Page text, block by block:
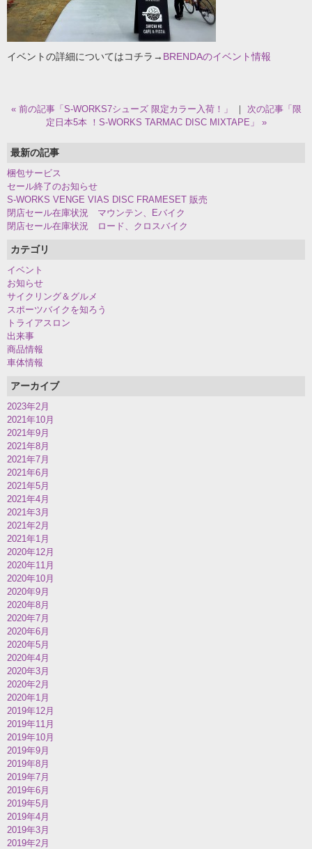
イベントの詳細についてはコチラ→ BRENDAのイベント情報
« 前の記事「S-WORKS7シューズ 限定カラー入荷！」 ｜ 次の記事「限
定日本5本 ！S-WORKS TARMAC DISC MIXTAPE」 »
最新の記事
梱包サービス
セール終了のお知らせ
S-WORKS VENGE VIAS DISC FRAMESET 販売
閉店セール在庫状況 マウンテン、Eバイク
閉店セール在庫状況 ロード、クロスバイク
カテゴリ
イベント
お知らせ
サイクリング＆グルメ
スポーツバイクを知ろう
トライアスロン
出来事
商品情報
車体情報
アーカイブ
2023年2月
2021年10月
2021年9月
2021年8月
2021年7月
2021年6月
2021年5月
2021年4月
2021年3月
2021年2月
2021年1月
2020年12月
2020年11月
2020年10月
2020年9月
2020年8月
2020年7月
2020年6月
2020年5月
2020年4月
2020年3月
2020年2月
2020年1月
2019年12月
2019年11月
2019年10月
2019年9月
2019年8月
2019年7月
2019年6月
2019年5月
2019年4月
2019年3月
2019年2月